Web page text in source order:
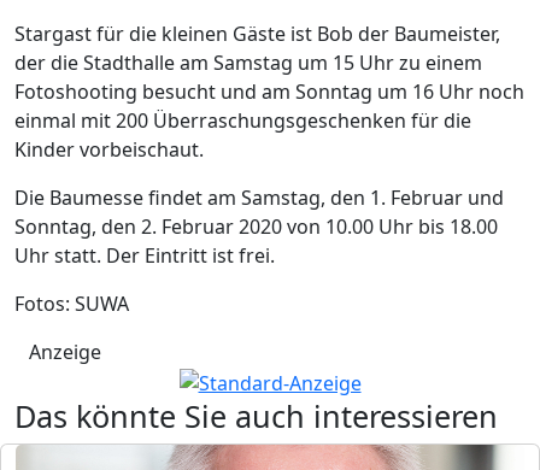
Stargast für die kleinen Gäste ist Bob der Baumeister,
der die Stadthalle am Samstag um 15 Uhr zu einem
Fotoshooting besucht und am Sonntag um 16 Uhr noch
einmal mit 200 Überraschungsgeschenken für die
Kinder vorbeischaut.
Die Baumesse findet am Samstag, den 1. Februar und
Sonntag, den 2. Februar 2020 von 10.00 Uhr bis 18.00
Uhr statt. Der Eintritt ist frei.
Fotos: SUWA
Anzeige
Das könnte Sie auch interessieren